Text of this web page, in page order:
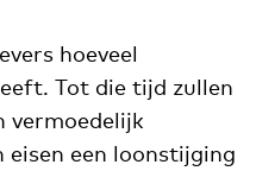
hoeveel
Tot die tijd zullen
vermoedelijk
een loonstijging